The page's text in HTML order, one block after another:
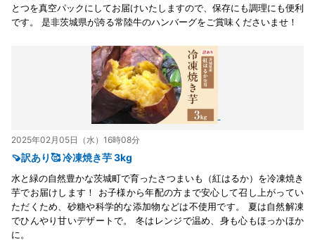
とつを真空パックにしてお届けいたしますので、保存にも調理にも便利
です。 是非茨城県が誇る常陸牛のハンバーグをご賞味くださいませ！
2025年02月05日（水）16時08分
🍠訳あり🥰 冷凍焼き芋 3kg
水と緑の自然豊かな茨城町で育ったさつまいも（紅はるか）を冷凍焼き
芋でお届けします！ お子様から年配の方まで安心して召し上がってい
ただくため、砂糖や科学的な添加物などは不使用です。 夏は自然解凍
でひんやり甘いデザートで。 冬はレンジで温め、身も心もほっかほか
に。